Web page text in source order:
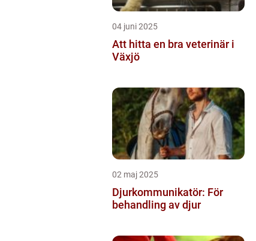
04 juni 2025
Att hitta en bra veterinär i
Växjö
02 maj 2025
Djurkommunikatör: För
behandling av djur